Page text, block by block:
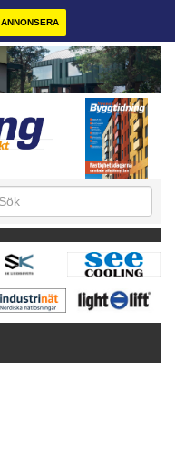
ANNONSERA